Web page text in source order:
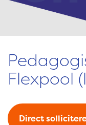
Flexpool
Direct